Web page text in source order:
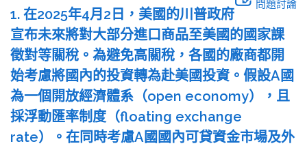
問題討論
1. 在2025年4月2日，美國的川普政府
宣布未來將對大部分進口商品至美國的國家課
徵對等關稅。為避免高關稅，各國的廠商都開
始考慮將國內的投資轉為赴美國投資。假設A國
為一個開放經濟體系（open economy），且
採浮動匯率制度（floating exchange
rate）。在同時考慮A國國內可貸資金市場及外